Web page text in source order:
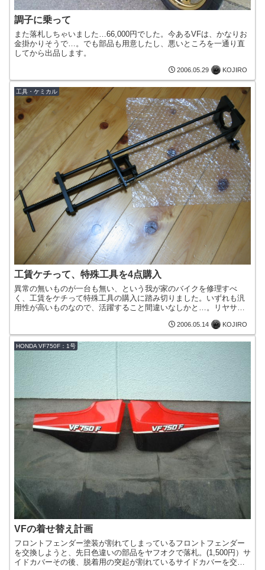
調子に乗って
また落札しちゃいました…66,000円でした。今あるVFは、かなりお
金掛かりそうで…。でも部品も用意したし、悪いところを一通り直
してから出品します。
2006.05.29 KOJIRO
工具・ケミカル
工賃ケチって、特殊工具を4点購入
異常の無いものが一台も無い、という我が家のバイクを修理すべ
く、工賃をケチって特殊工具の購入に踏み切りました。いずれも汎
用性が高いものなので、活躍すること間違いなしかと…。リヤサス
2006.05.14 KOJIRO
HONDA VF750F：1号
VFの着せ替え計画
フロントフェンダー塗装が割れてしまっているフロントフェンダー
を交換しようと、先日色違いの部品をヤフオクで落札。(1,500円）サ
イドカバーその後、脱着用の突起が割れているサイドカバーを交換